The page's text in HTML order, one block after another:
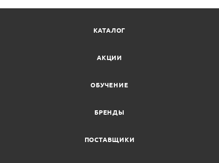
КАТАЛОГ
АКЦИИ
ОБУЧЕНИЕ
БРЕНДЫ
ПОСТАВЩИКИ